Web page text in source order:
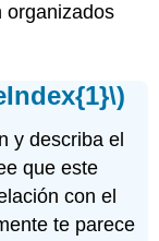
organizados
y describa el
que este
con el
te parece